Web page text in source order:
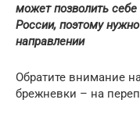
может позволить
России, поэтому
направлении
Обратите внимание
брежневки – на